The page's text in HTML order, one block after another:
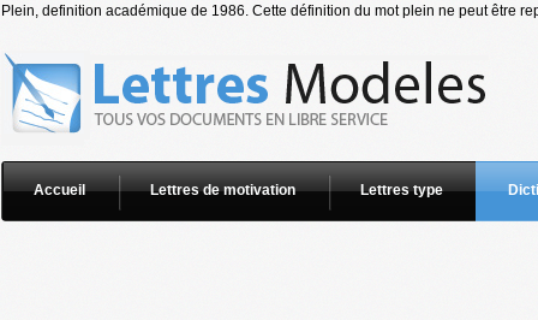
Plein, definition académique de 1986. Cette définition du mot plein ne peut être
Accueil Lettres de motivation Lettres type